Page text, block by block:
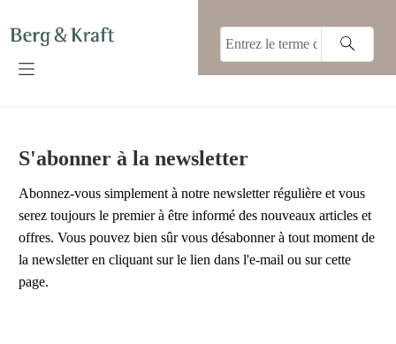
S'abonner à la newsletter
Abonnez-vous simplement à notre newsletter régulière et vous
serez toujours le premier à être informé des nouveaux articles et
offres. Vous pouvez bien sûr vous désabonner à tout moment de
la newsletter en cliquant sur le lien dans l'e-mail ou sur cette
page.